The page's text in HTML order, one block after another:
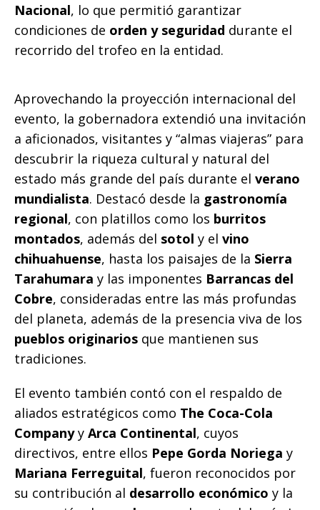
Nacional, lo que permitió garantizar
condiciones de orden y seguridad durante el
recorrido del trofeo en la entidad.
Aprovechando la proyección internacional del
evento, la gobernadora extendió una invitación
a aficionados, visitantes y “almas viajeras” para
descubrir la riqueza cultural y natural del
estado más grande del país durante el verano
mundialista. Destacó desde la gastronomía
regional, con platillos como los burritos
montados, además del sotol y el vino
chihuahuense, hasta los paisajes de la Sierra
Tarahumara y las imponentes Barrancas del
Cobre, consideradas entre las más profundas
del planeta, además de la presencia viva de los
pueblos originarios que mantienen sus
tradiciones.
El evento también contó con el respaldo de
aliados estratégicos como The Coca-Cola
Companyy Arca Continental, cuyos
directivos, entre ellos Pepe Gorda Noriega y
Mariana Ferreguital, fueron reconocidos por
su contribución al desarrollo económico y la